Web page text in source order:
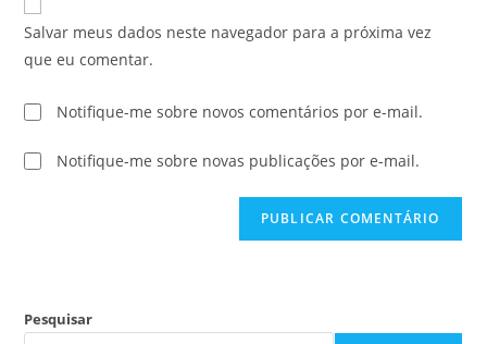
Salvar meus dados neste navegador para a próxima vez
que eu comentar.
Notifique-me sobre novos comentários por e-mail.
Notifique-me sobre novas publicações por e-mail.
Pesquisar